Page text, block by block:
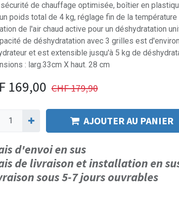
de chauffage optimisée, boîtier en
poids total de 4 kg, réglage fin de la
de l'air chaud active pour un déshydratation
de déshydratation avec 3 grilles est
et est extensible jusqu'à 5 kg de
: larg.33cm X haut. 28 cm
169,00 CHF179,90
AJOUTER AU PANIER
d'envoi en sus
de livraison et installation en
sous 5-7 jours ouvrables